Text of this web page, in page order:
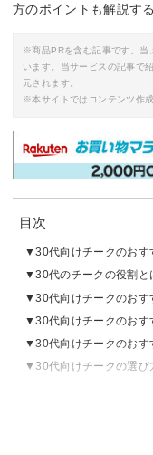
方のポイントも解説す
※商品PRを含む記事です。当
います。当サービスの記事で
元されます。
※本サイトではコンテンツ作
目次
30代向けチークのおす
30代のチークの役割と
30代向けチークのおす
30代向けチークのおす
30代向けチークのおす
30代向けチークの選び